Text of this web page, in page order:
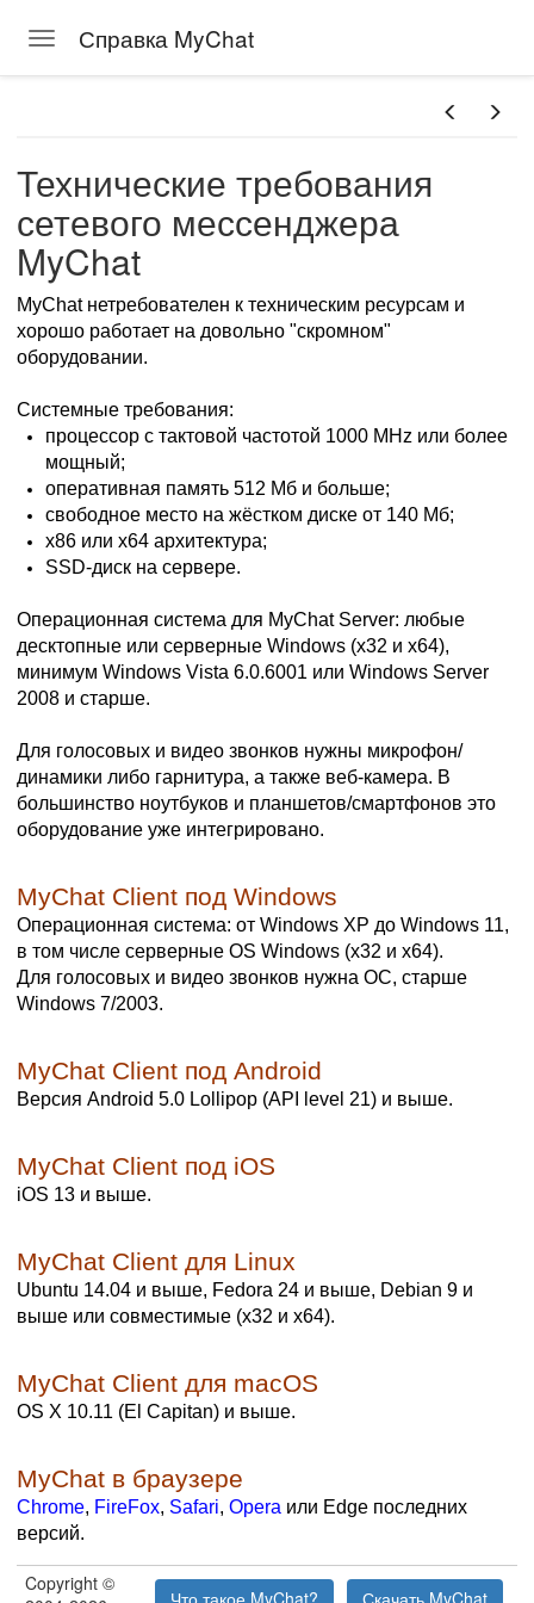
Toggle navigation
Справка MyChat
Технические требования
сетевого мессенджера
MyChat
MyChat нетребователен к техническим ресурсам и
хорошо работает на довольно "скромном"
оборудовании.
Системные требования:
процессор с тактовой частотой 1000 MHz или более
мощный;
оперативная память 512 Мб и больше;
свободное место на жёстком диске от 140 Мб;
x86 или x64 архитектура;
SSD-диск на сервере.
Операционная система для MyChat Server: любые
десктопные или серверные Windows (x32 и x64),
минимум Windows Vista 6.0.6001 или Windows Server
2008 и старше.
Для голосовых и видео звонков нужны микрофон/
динамики либо гарнитура, а также веб-камера. В
большинство ноутбуков и планшетов/смартфонов это
оборудование уже интегрировано.
MyChat Client под Windows
Операционная система: от Windows XP до Windows 11,
в том числе серверные OS Windows (x32 и x64).
Для голосовых и видео звонков нужна ОС, старше
Windows 7/2003.
MyChat Client под Android
Версия Android 5.0 Lollipop (API level 21) и выше.
MyChat Client под iOS
iOS 13 и выше.
MyChat Client для Linux
Ubuntu 14.04 и выше, Fedora 24 и выше, Debian 9 и
выше или совместимые (x32 и x64).
MyChat Client для macOS
OS X 10.11 (El Capitan) и выше.
MyChat в браузере
Chrome, FireFox, Safari, Opera или Edge последних
версий.
Скачать MyChat
Что такое MyChat?
Copyright ©